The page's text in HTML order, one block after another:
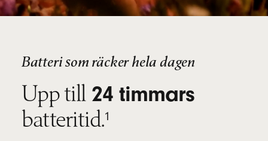
Batteri som räcker hela dagen
Upp till24 timmars
batteritid.fotnot
1